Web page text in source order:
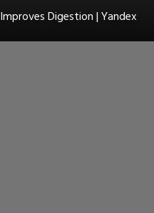
Improves Digestion | Yandex